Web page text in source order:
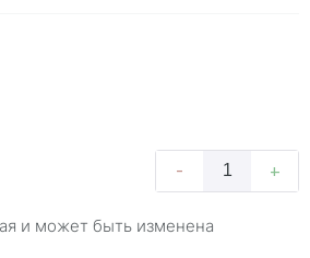
и может быть изменена
- +